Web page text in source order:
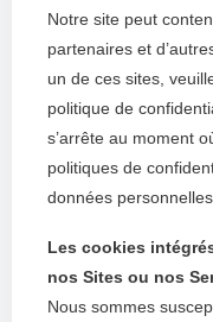
Notre site peut
partenaires et
un de ces sites,
politique de
s’arrête au moment
politiques de
données
Les cookies
nos Sites ou nos
Nous sommes